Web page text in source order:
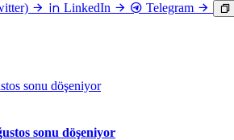
LinkedIn Telegram
sonu döşeniyor